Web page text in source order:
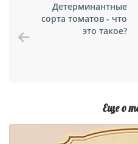
Детерминантные
сорта томатов - что
это такое?
Еще о